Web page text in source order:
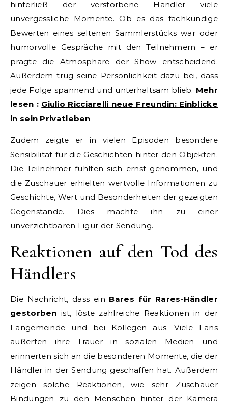
hinterließ der verstorbene Händler viele
unvergessliche Momente. Ob es das fachkundige
Bewerten eines seltenen Sammlerstücks war oder
humorvolle Gespräche mit den Teilnehmern – er
prägte die Atmosphäre der Show entscheidend.
Außerdem trug seine Persönlichkeit dazu bei, dass
jede Folge spannend und unterhaltsam blieb. Mehr
lesen : Giulio Ricciarelli neue Freundin: Einblicke
in sein Privatleben
Zudem zeigte er in vielen Episoden besondere
Sensibilität für die Geschichten hinter den Objekten.
Die Teilnehmer fühlten sich ernst genommen, und
die Zuschauer erhielten wertvolle Informationen zu
Geschichte, Wert und Besonderheiten der gezeigten
Gegenstände. Dies machte ihn zu einer
unverzichtbaren Figur der Sendung.
Reaktionen auf den Tod des
Händlers
Die Nachricht, dass ein Bares für Rares-Händler
gestorben ist, löste zahlreiche Reaktionen in der
Fangemeinde und bei Kollegen aus. Viele Fans
äußerten ihre Trauer in sozialen Medien und
erinnerten sich an die besonderen Momente, die der
Händler in der Sendung geschaffen hat. Außerdem
zeigen solche Reaktionen, wie sehr Zuschauer
Bindungen zu den Menschen hinter der Kamera